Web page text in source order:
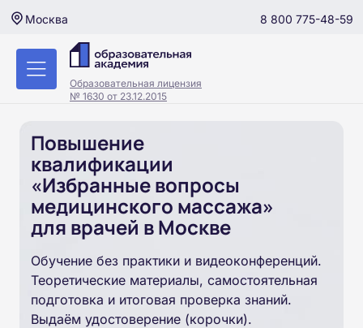
Москва 8 800 775-48-59
Образовательная лицензия
№ 1630 от 23.12.2015
Повышение
квалификации
«Избранные вопросы
медицинского массажа»
для врачей в Москве
Обучение без практики и видеоконференций.
Теоретические материалы, самостоятельная
подготовка и итоговая проверка знаний.
Выдаём удостоверение (корочки).